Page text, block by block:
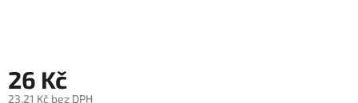
26 Kč
23,21 Kč bez DPH